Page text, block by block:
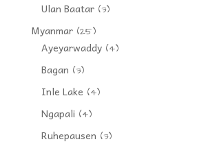
Ulan Baatar(3)
Myanmar(25)
Ayeyarwaddy(4)
Bagan (3)
Inle Lake (4)
Ngapali (4)
Ruhepausen (3)